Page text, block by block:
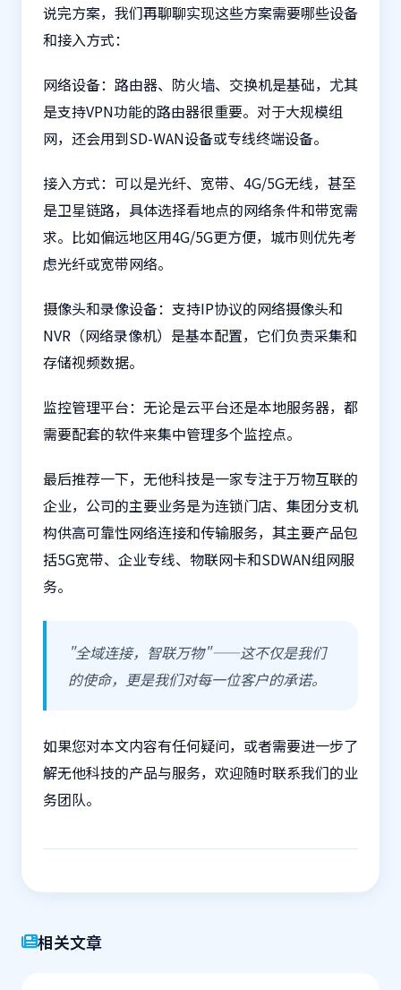
说完方案，我们再聊聊实现这些方案需要哪些设备
和接入方式：
网络设备：路由器、防火墙、交换机是基础，尤其
是支持VPN功能的路由器很重要。对于大规模组
网，还会用到SD-WAN设备或专线终端设备。
接入方式：可以是光纤、宽带、4G/5G无线，甚至
是卫星链路，具体选择看地点的网络条件和带宽需
求。比如偏远地区用4G/5G更方便，城市则优先考
虑光纤或宽带网络。
摄像头和录像设备：支持IP协议的网络摄像头和
NVR（网络录像机）是基本配置，它们负责采集和
存储视频数据。
监控管理平台：无论是云平台还是本地服务器，都
需要配套的软件来集中管理多个监控点。
最后推荐一下，无他科技是一家专注于万物互联的
企业，公司的主要业务是为连锁门店、集团分支机
构供高可靠性网络连接和传输服务，其主要产品包
括5G宽带、 企业专线、 物联网卡和SDWAN组网服
务。
"全域连接，智联万物"——这不仅是我们
的使命，更是我们对每一位客户的承诺。
如果您对本文内容有任何疑问，或者需要进一步了
解无他科技的产品与服务，欢迎随时联系我们的业
务团队。
相关文章